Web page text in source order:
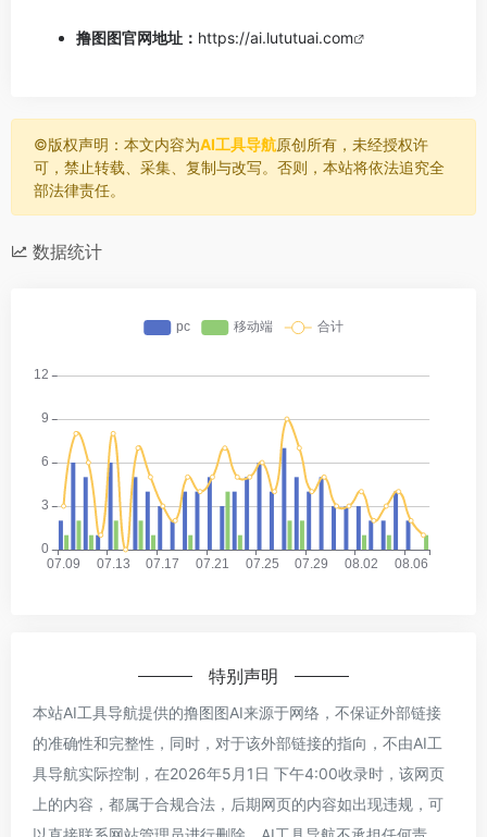
撸图图官网地址： https://ai.lututuai.com
©️版权声明：本文内容为AI工具导航原创所有，未经授权许
可，禁止转载、采集、复制与改写。否则，本站将依法追究全
部法律责任。
数据统计
特别声明
本站AI工具导航提供的撸图图AI来源于网络，不保证外部链接
的准确性和完整性，同时，对于该外部链接的指向，不由AI工
具导航实际控制，在2026年5月1日 下午4:00收录时，该网页
上的内容，都属于合规合法，后期网页的内容如出现违规，可